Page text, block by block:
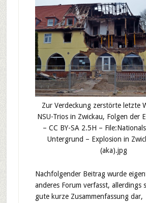
Zur Verdeckung zerstörte letzte
NSU-Trios in Zwickau, Folgen der
– CC BY-SA 2.5H –
Untergrund – Explosion in
(aka).jpg
Nachfolgender Beitrag wurde
anderes Forum verfasst, allerdings
gute kurze Zusammenfassung